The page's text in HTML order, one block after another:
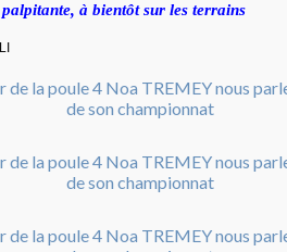
à bientôt sur les terrains